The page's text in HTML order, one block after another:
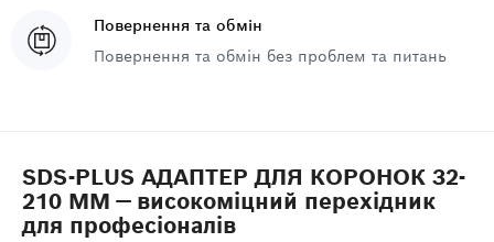
Повернення та обмін
Повернення та обмін без проблем та питань
SDS-PLUS АДАПТЕР ДЛЯ КОРОНОК 32-
210 ММ — високоміцний перехідник
для професіоналів